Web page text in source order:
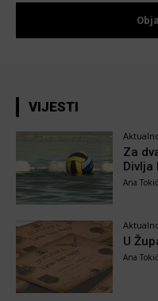
VIJESTI
Za
Divlja
Ana Tokić
U
Ana Tokić